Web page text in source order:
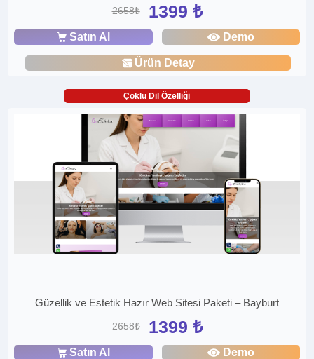
2658₺ 1399 ₺
Satın Al Demo
Ürün Detay
Çoklu Dil Özelliği
Güzellik ve Estetik Hazır Web Sitesi Paketi – Bayburt
2658₺ 1399 ₺
Satın Al Demo